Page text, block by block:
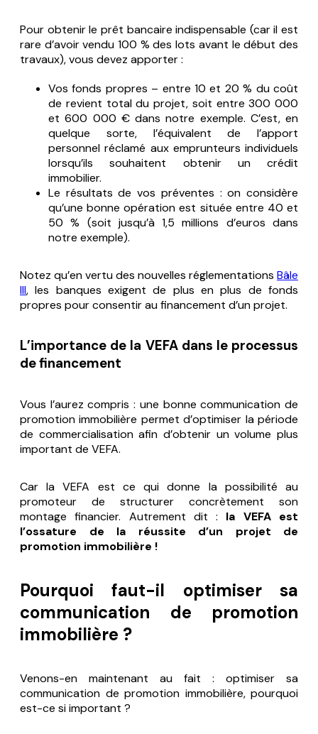
Pour obtenir le prêt bancaire indispensable (car il est
rare d’avoir vendu 100 % des lots avant le début des
travaux), vous devez apporter :
Vos fonds propres – entre 10 et 20 % du coût
de revient total du projet, soit entre 300 000
et 600 000 € dans notre exemple. C’est, en
quelque sorte, l’équivalent de l’apport
personnel réclamé aux emprunteurs individuels
lorsqu’ils souhaitent obtenir un crédit
immobilier.
Le résultats de vos préventes : on considère
qu’une bonne opération est située entre 40 et
50 % (soit jusqu’à 1,5 millions d’euros dans
notre exemple).
Notez qu’en vertu des nouvelles réglementations Bâle
III, les banques exigent de plus en plus de fonds
propres pour consentir au financement d’un projet.
L’importance de la VEFA dans le processus
de financement
Vous l’aurez compris : une bonne communication de
promotion immobilière permet d’optimiser la période
de commercialisation afin d’obtenir un volume plus
important de VEFA.
Car la VEFA est ce qui donne la possibilité au
promoteur de structurer concrètement son
montage financier. Autrement dit : la VEFA est
l’ossature de la réussite d’un projet de
promotion immobilière !
Pourquoi faut-il optimiser sa
communication de promotion
immobilière ?
Venons-en maintenant au fait : optimiser sa
communication de promotion immobilière, pourquoi
est-ce si important ?